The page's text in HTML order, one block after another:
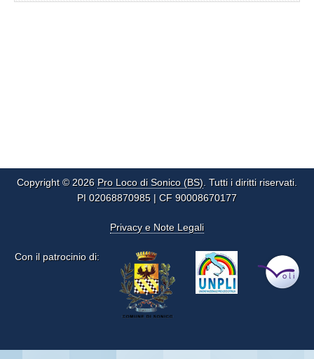
Copyright © 2026 Pro Loco di Sonico (BS). Tutti i diritti riservati.
PI 02068870985 | CF 90008670177
Privacy e Note Legali
Con il patrocinio di: